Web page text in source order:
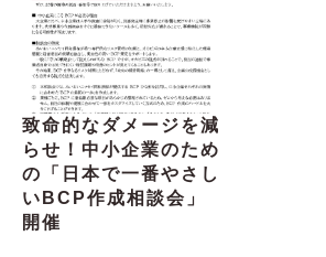
致命的なダメージを減
らせ！中小企業のため
の「日本で一番やさし
いBCP作成相談会」
開催